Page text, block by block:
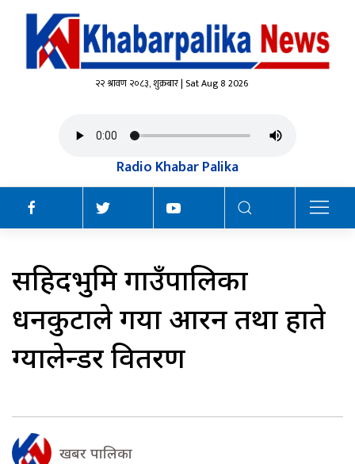
२२ श्रावण २०८३, शुक्रबार | Sat Aug 8 2026
Radio Khabar Palika
सहिदभुमि गाउँपालिका
धनकुटाले गर्यो आरन तथा हाते
ग्यालेन्डर वितरण
खबर पालिका